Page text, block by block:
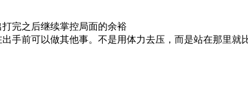
完之后继续掌控局面的余裕
手前可以做其他事。不是用体力去压，而是站在那里就